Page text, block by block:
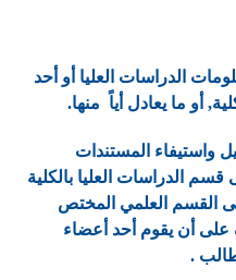
الدراسات العليا أو أحد
أو ما يعادل أياً منها.
واستيفاء المستندات
قسم الدراسات العليا بالكلية
القسم العلمي المختص
على أن يقوم أحد أعضاء
.